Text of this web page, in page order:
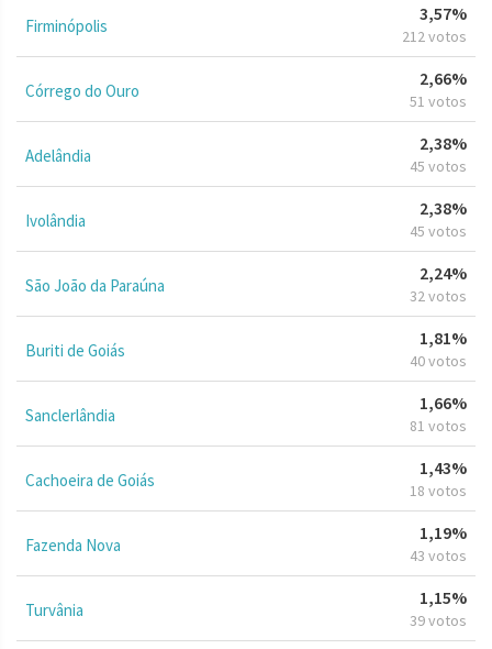
Firminópolis
3,57%
212 votos
Córrego do Ouro
2,66%
51 votos
Adelândia
2,38%
45 votos
Ivolândia
2,38%
45 votos
São João da Paraúna
2,24%
32 votos
Buriti de Goiás
1,81%
40 votos
Sanclerlândia
1,66%
81 votos
Cachoeira de Goiás
1,43%
18 votos
Fazenda Nova
1,19%
43 votos
Turvânia
1,15%
39 votos